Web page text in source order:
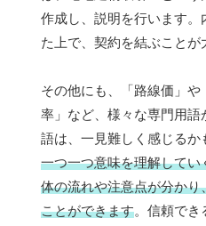
作成し、説明を行います。
た上で、契約を結ぶことが
その他にも、「路線価」
率」など、様々な専門用語
語は、一見難しく感じるか
一つ一つ意味を理解して
体の流れや注意点が分か
ことができます。信頼でき